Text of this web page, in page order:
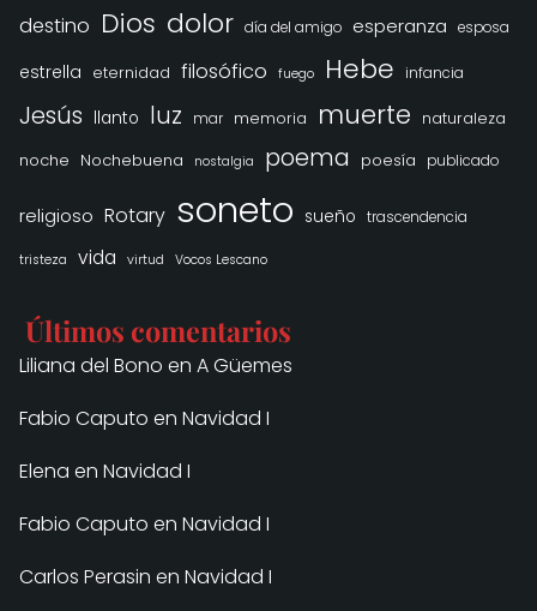
destino Dios dolor día del amigo esperanza esposa
estrella eternidad filosófico fuego Hebe infancia
Jesús llanto luz mar memoria muerte naturaleza
noche Nochebuena nostalgia poema poesía publicado
religioso Rotary soneto sueño trascendencia
tristeza vida virtud Vocos Lescano
Últimos comentarios
Liliana del Bono en A Güemes
Fabio Caputo en Navidad I
Elena en Navidad I
Fabio Caputo en Navidad I
Carlos Perasin en Navidad I